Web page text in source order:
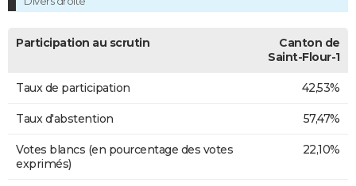
Participation au scrutin
Canton de
Saint-Flour-1
Taux de participation 42,53%
Taux d'abstention 57,47%
Votes blancs (en pourcentage des votes
exprimés)
22,10%